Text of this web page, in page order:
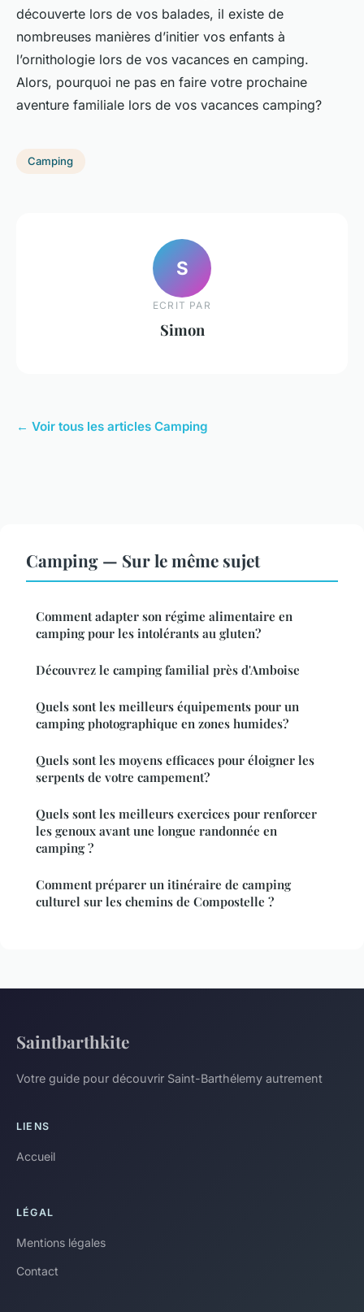
découverte lors de vos balades, il existe de
nombreuses manières d’initier vos enfants à
l’ornithologie lors de vos vacances en camping.
Alors, pourquoi ne pas en faire votre prochaine
aventure familiale lors de vos vacances camping?
Camping
S
ECRIT PAR
Simon
← Voir tous les articles Camping
Camping — Sur le même sujet
Comment adapter son régime alimentaire en
camping pour les intolérants au gluten?
Découvrez le camping familial près d'Amboise
Quels sont les meilleurs équipements pour un
camping photographique en zones humides?
Quels sont les moyens efficaces pour éloigner les
serpents de votre campement?
Quels sont les meilleurs exercices pour renforcer
les genoux avant une longue randonnée en
camping ?
Comment préparer un itinéraire de camping
culturel sur les chemins de Compostelle ?
Saintbarthkite
Votre guide pour découvrir Saint-Barthélemy autrement
LIENS
Accueil
LÉGAL
Mentions légales
Contact